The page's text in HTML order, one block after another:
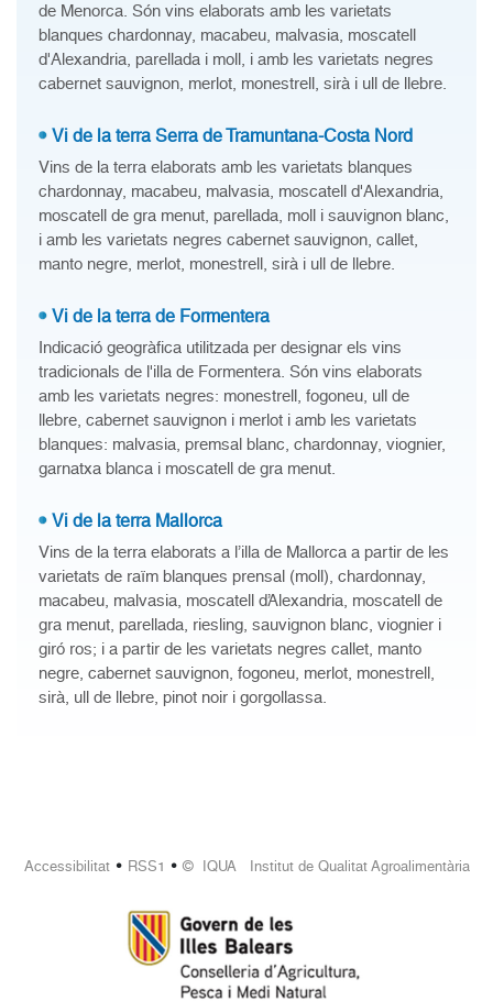
de Menorca. Són vins elaborats amb les varietats
blanques chardonnay, macabeu, malvasia, moscatell
d'Alexandria, parellada i moll, i amb les varietats negres
cabernet sauvignon, merlot, monestrell, sirà i ull de llebre.
Vi de la terra Serra de Tramuntana-Costa Nord
Vins de la terra elaborats amb les varietats blanques
chardonnay, macabeu, malvasia, moscatell d'Alexandria,
moscatell de gra menut, parellada, moll i sauvignon blanc,
i amb les varietats negres cabernet sauvignon, callet,
manto negre, merlot, monestrell, sirà i ull de llebre.
Vi de la terra de Formentera
Indicació geogràfica utilitzada per designar els vins
tradicionals de l'illa de Formentera. Són vins elaborats
amb les varietats negres: monestrell, fogoneu, ull de
llebre, cabernet sauvignon i merlot i amb les varietats
blanques: malvasia, premsal blanc, chardonnay, viognier,
garnatxa blanca i moscatell de gra menut.
Vi de la terra Mallorca
Vins de la terra elaborats a l’illa de Mallorca a partir de les
varietats de raïm blanques prensal (moll), chardonnay,
macabeu, malvasia, moscatell d’Alexandria, moscatell de
gra menut, parellada, riesling, sauvignon blanc, viognier i
giró ros; i a partir de les varietats negres callet, manto
negre, cabernet sauvignon, fogoneu, merlot, monestrell,
sirà, ull de llebre, pinot noir i gorgollassa.
Accessibilitat• RSS1 • © IQUA Institut de Qualitat Agroalimentària